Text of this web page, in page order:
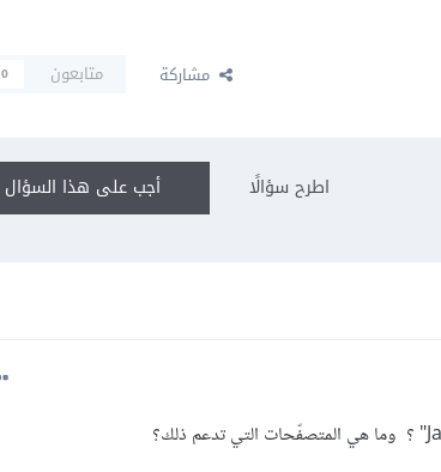
مشاركة متابعون 0
أجب على هذا السؤال اطرح سؤالًا